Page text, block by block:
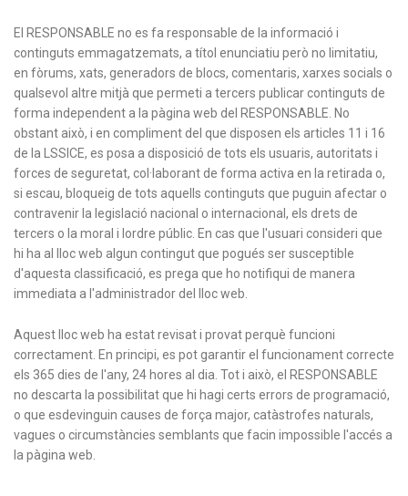
El RESPONSABLE no es fa responsable de la informació i
continguts emmagatzemats, a títol enunciatiu però no limitatiu,
en fòrums, xats, generadors de blocs, comentaris, xarxes socials o
qualsevol altre mitjà que permeti a tercers publicar continguts de
forma independent a la pàgina web del RESPONSABLE. No
obstant això, i en compliment del que disposen els articles 11 i 16
de la LSSICE, es posa a disposició de tots els usuaris, autoritats i
forces de seguretat, col·laborant de forma activa en la retirada o,
si escau, bloqueig de tots aquells continguts que puguin afectar o
contravenir la legislació nacional o internacional, els drets de
tercers o la moral i lordre públic. En cas que l'usuari consideri que
hi ha al lloc web algun contingut que pogués ser susceptible
d'aquesta classificació, es prega que ho notifiqui de manera
immediata a l'administrador del lloc web.
Aquest lloc web ha estat revisat i provat perquè funcioni
correctament. En principi, es pot garantir el funcionament correcte
els 365 dies de l'any, 24 hores al dia. Tot i això, el RESPONSABLE
no descarta la possibilitat que hi hagi certs errors de programació,
o que esdevinguin causes de força major, catàstrofes naturals,
vagues o circumstàncies semblants que facin impossible l'accés a
la pàgina web.